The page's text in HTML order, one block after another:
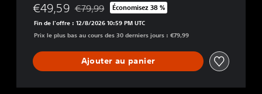
€49,59 Remise par rapport au prix d'origine de €79,99
€79,99 Économisez 38 %
Fin de l'offre : 12/8/2026 10:59 PM UTC
Prix le plus bas au cours des 30 derniers jours : €79,99
Ajouter au panier